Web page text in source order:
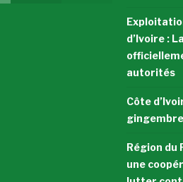
d’Ivoire :
autorités
Côte
Région du
une